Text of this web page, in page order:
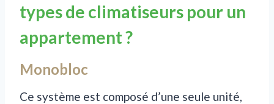
types de climatiseurs pour un
appartement ?
Monobloc
Ce système est composé d’une seule unité,